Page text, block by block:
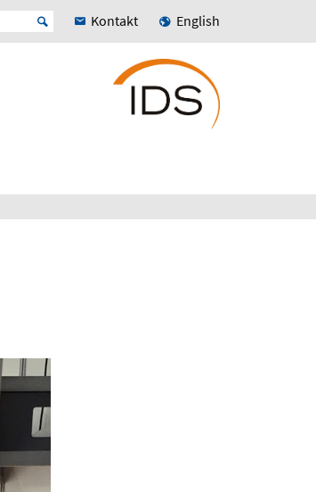
Kontakt English